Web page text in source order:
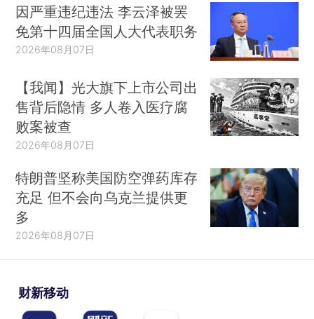
因严重违纪违法 李云泽被罢
免第十四届全国人大代表职务
2026年08月07日
【我闻】光大旗下上市公司出
售背后隐情 多人卷入医疗腐
败案被查
2026年08月07日
特朗普坚称美国防空弹药库存
充足 但不会向乌克兰提供更
多
2026年08月07日
财新移动